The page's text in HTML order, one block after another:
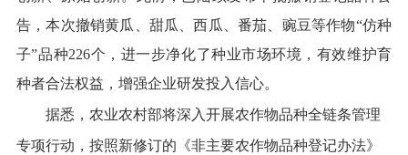
告，本次撤销黄瓜、甜瓜、西瓜、番茄、豌豆等作物“仿种
子”品种226个，进一步净化了种业市场环境，有效维护育
种者合法权益，增强企业研发投入信心。
据悉，农业农村部将深入开展农作物品种全链条管理
专项行动，按照新修订的《非主要农作物品种登记办法》